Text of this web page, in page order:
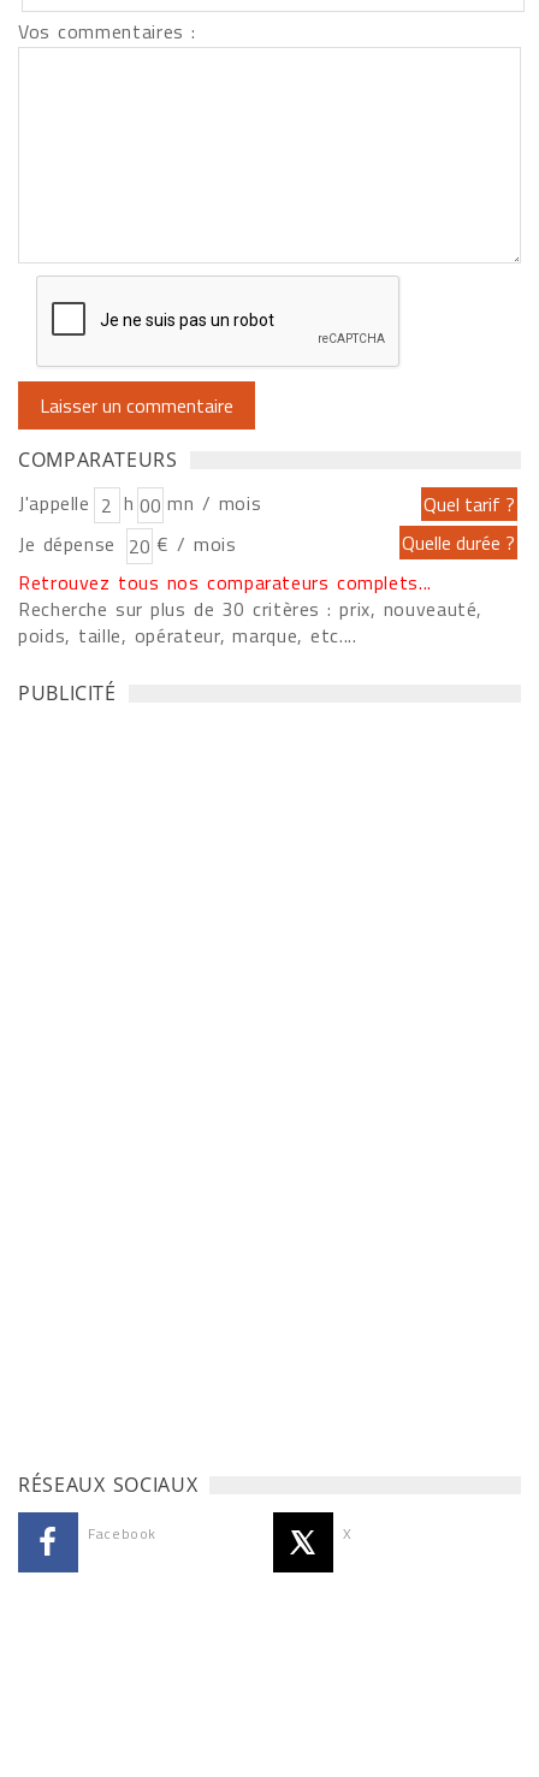
Vos commentaires :
COMPARATEURS
J'appelle h
mn / mois
Je dépense
€ / mois
Retrouvez tous nos comparateurs complets...
Recherche sur plus de 30 critères : prix, nouveauté,
poids, taille, opérateur, marque, etc....
PUBLICITÉ
RÉSEAUX SOCIAUX
Facebook X